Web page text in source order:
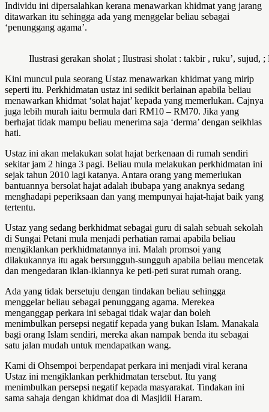
Individu ini dipersalahkan kerana menawarkan khidmat yang jarang
ditawarkan itu sehingga ada yang menggelar beliau sebagai
‘penunggang agama’.
Ilustrasi gerakan sholat ; Ilustrasi sholat : takbir , ruku’, sujud,
Kini muncul pula seorang Ustaz menawarkan khidmat yang mirip
seperti itu. Perkhidmatan ustaz ini sedikit berlainan apabila beliau
menawarkan khidmat ‘solat hajat’ kepada yang memerlukan. Cajnya
juga lebih murah iaitu bermula dari RM10 – RM70. Jika yang
berhajat tidak mampu beliau menerima saja ‘derma’ dengan seikhlas
hati.
Ustaz ini akan melakukan solat hajat berkenaan di rumah sendiri
sekitar jam 2 hinga 3 pagi. Beliau mula melakukan perkhidmatan ini
sejak tahun 2010 lagi katanya. Antara orang yang memerlukan
bantuannya bersolat hajat adalah ibubapa yang anaknya sedang
menghadapi peperiksaan dan yang mempunyai hajat-hajat baik yang
tertentu.
Ustaz yang sedang berkhidmat sebagai guru di salah sebuah sekolah
di Sungai Petani mula menjadi perhatian ramai apabila beliau
mengiklankan perkhidmatannya ini. Malah promsoi yang
dilakukannya itu agak bersungguh-sungguh apabila beliau mencetak
dan mengedaran iklan-iklannya ke peti-peti surat rumah orang.
Ada yang tidak bersetuju dengan tindakan beliau sehingga
menggelar beliau sebagai penunggang agama. Merekea
menganggap perkara ini sebagai tidak wajar dan boleh
menimbulkan persepsi negatif kepada yang bukan Islam. Manakala
bagi orang Islam sendiri, mereka akan nampak benda itu sebagai
satu jalan mudah untuk mendapatkan wang.
Kami di Ohsempoi berpendapat perkara ini menjadi viral kerana
Ustaz ini mengiklankan perkhidmatan tersebut. Itu yang
menimbulkan persepsi negatif kepada masyarakat. Tindakan ini
sama sahaja dengan khidmat doa di Masjidil Haram.